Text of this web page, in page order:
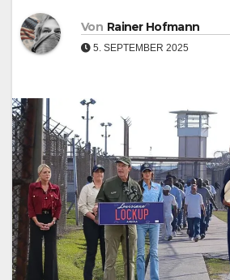
Von Rainer Hofmann
5. SEPTEMBER 2025